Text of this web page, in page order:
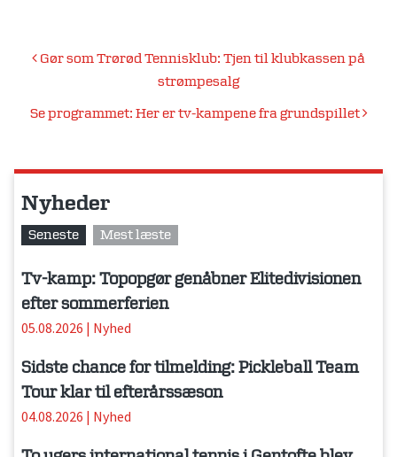
Indlægsnavigation
Gør som Trørød Tennisklub: Tjen til klubkassen på
strømpesalg
Se programmet: Her er tv-kampene fra grundspillet
Nyheder
Seneste Mest læste
Tv-kamp: Topopgør genåbner Elitedivisionen
efter sommerferien
05.08.2026 | Nyhed
Sidste chance for tilmelding: Pickleball Team
Tour klar til efterårssæson
04.08.2026 | Nyhed